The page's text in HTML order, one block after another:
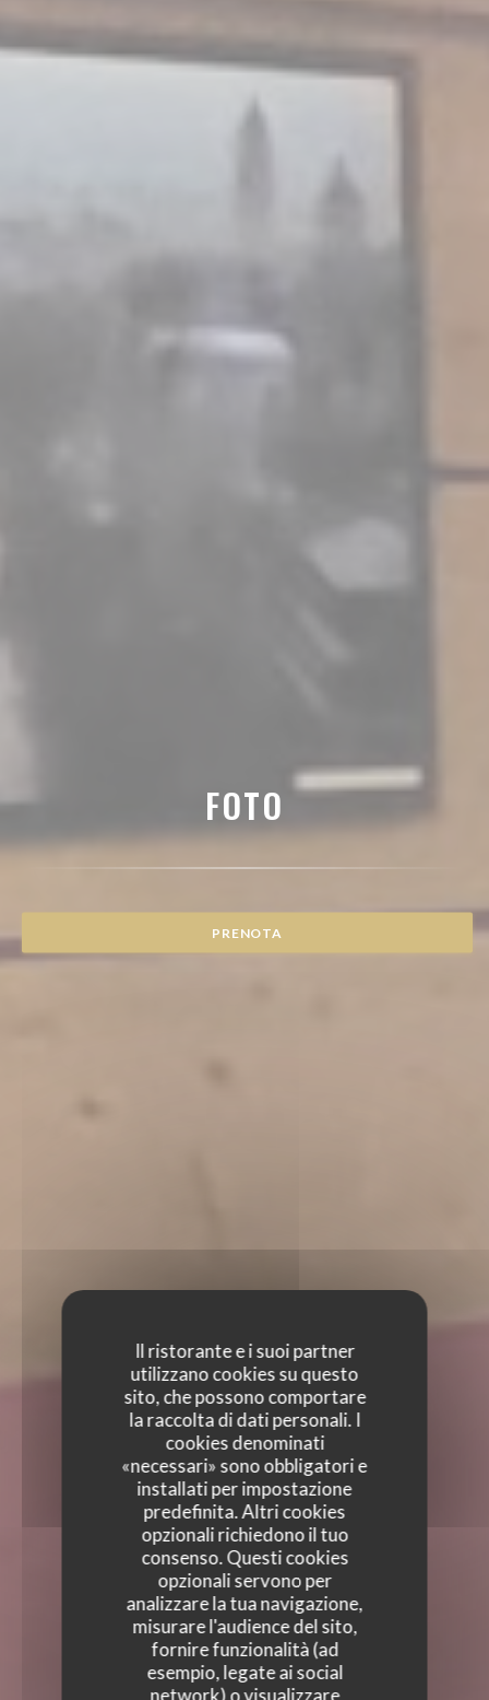
Il ristorante e i suoi partner
utilizzano cookies su questo
sito, che possono comportare
la raccolta di dati personali. I
cookies denominati
«necessari» sono obbligatori e
installati per impostazione
predefinita. Altri cookies
opzionali richiedono il tuo
consenso. Questi cookies
opzionali servono per
analizzare la tua navigazione,
misurare l'audience del sito,
fornire funzionalità (ad
esempio, legate ai social
network) o visualizzare
FOTO
PRENOTA